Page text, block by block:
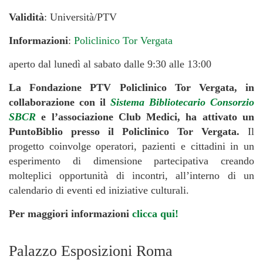
Validità: Università/PTV
Informazioni: Policlinico Tor Vergata
aperto dal lunedì al sabato dalle 9:30 alle 13:00
La Fondazione PTV Policlinico Tor Vergata, in
collaborazione con il Sistema Bibliotecario Consorzio
SBCR e l’associazione Club Medici, ha attivato un
PuntoBiblio presso il Policlinico Tor Vergata. Il
progetto coinvolge operatori, pazienti e cittadini in un
esperimento di dimensione partecipativa creando
molteplici opportunità di incontri, all’interno di un
calendario di eventi ed iniziative culturali.
Per maggiori informazioni clicca qui!
Palazzo Esposizioni Roma